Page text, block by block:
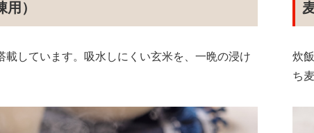
）
しています。吸水しにくい玄米を、一晩の浸け
炊
ち